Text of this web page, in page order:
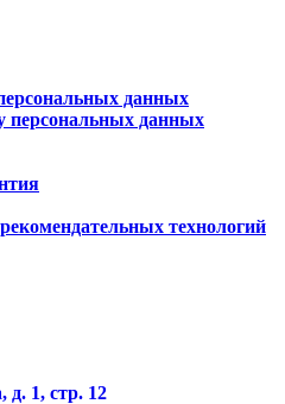
данных
персональных данных
технологий
д. 1, стр. 12